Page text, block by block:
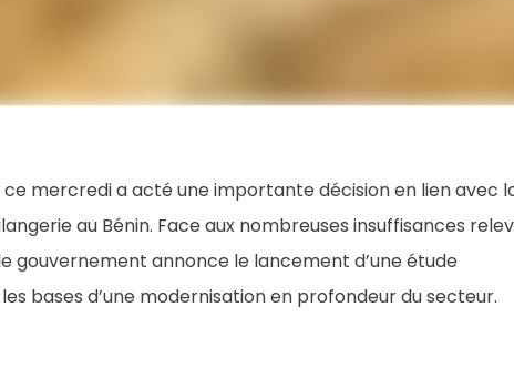
ce mercredi a acté une importante décision en lien avec
au Bénin. Face aux nombreuses insuffisances
gouvernement annonce le lancement d’une étude
bases d’une modernisation en profondeur du secteur.